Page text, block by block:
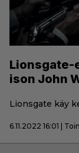
Lionsgate-
ison John
Lionsgate käy
6.11.2022 16:01 |